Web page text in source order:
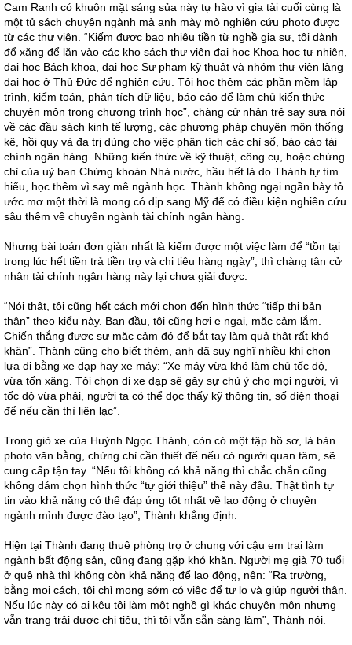
Cam Ranh có khuôn mặt sáng sủa này tự hào vì gia tài cuối cùng là
một tủ sách chuyên ngành mà anh mày mò nghiên cứu photo được
từ các thư viện. “Kiếm được bao nhiêu tiền từ nghề gia sư, tôi dành
đổ xăng để lặn vào các kho sách thư viện đại học Khoa học tự nhiên,
đại học Bách khoa, đại học Sư phạm kỹ thuật và nhóm thư viện làng
đại học ở Thủ Đức để nghiên cứu. Tôi học thêm các phần mềm lập
trình, kiểm toán, phân tích dữ liệu, báo cáo để làm chủ kiến thức
chuyên môn trong chương trình học”, chàng cử nhân trẻ say sưa nói
về các đầu sách kinh tế lượng, các phương pháp chuyên môn thống
kê, hồi quy và đa trị dùng cho việc phân tích các chỉ số, báo cáo tài
chính ngân hàng. Những kiến thức về kỹ thuật, công cụ, hoặc chứng
chỉ của uỷ ban Chứng khoán Nhà nước, hầu hết là do Thành tự tìm
hiểu, học thêm vì say mê ngành học. Thành không ngại ngần bày tỏ
ước mơ một thời là mong có dịp sang Mỹ để có điều kiện nghiên cứu
sâu thêm về chuyên ngành tài chính ngân hàng.
Nhưng bài toán đơn giản nhất là kiếm được một việc làm để “tồn tại
trong lúc hết tiền trả tiền trọ và chi tiêu hàng ngày”, thì chàng tân cử
nhân tài chính ngân hàng này lại chưa giải được.
“Nói thật, tôi cũng hết cách mới chọn đến hình thức “tiếp thị bản
thân” theo kiểu này. Ban đầu, tôi cũng hơi e ngại, mặc cảm lắm.
Chiến thắng được sự mặc cảm đó để bắt tay làm quả thật rất khó
khăn”. Thành cũng cho biết thêm, anh đã suy nghĩ nhiều khi chọn
lựa đi bằng xe đạp hay xe máy: “Xe máy vừa khó làm chủ tốc độ,
vừa tốn xăng. Tôi chọn đi xe đạp sẽ gây sự chú ý cho mọi người, vì
tốc độ vừa phải, người ta có thể đọc thấy kỹ thông tin, số điện thoại
để nếu cần thì liên lạc”.
Trong giỏ xe của Huỳnh Ngọc Thành, còn có một tập hồ sơ, là bản
photo văn bằng, chứng chỉ cần thiết để nếu có người quan tâm, sẽ
cung cấp tận tay. “Nếu tôi không có khả năng thì chắc chắn cũng
không dám chọn hình thức “tự giới thiệu” thế này đâu. Thật tình tự
tin vào khả năng có thể đáp ứng tốt nhất về lao động ở chuyên
ngành mình được đào tạo”, Thành khẳng định.
Hiện tại Thành đang thuê phòng trọ ở chung với cậu em trai làm
ngành bất động sản, cũng đang gặp khó khăn. Người mẹ già 70 tuổi
ở quê nhà thì không còn khả năng để lao động, nên: “Ra trường,
bằng mọi cách, tôi chỉ mong sớm có việc để tự lo và giúp người thân.
Nếu lúc này có ai kêu tôi làm một nghề gì khác chuyên môn nhưng
vẫn trang trải được chi tiêu, thì tôi vẫn sẵn sàng làm”, Thành nói.